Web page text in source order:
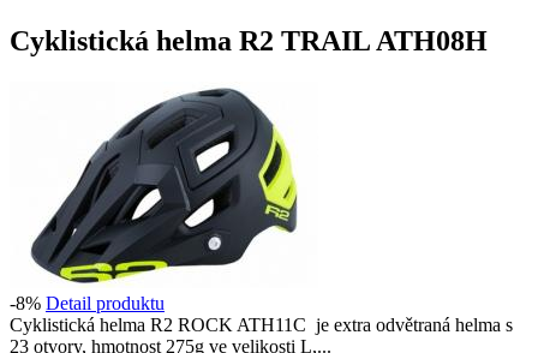
Cyklistická helma R2 TRAIL ATH08H
-8% Detail produktu
Cyklistická helma R2 ROCK ATH11C je extra odvětraná helma s
23 otvory, hmotnost 275g ve velikosti L,...